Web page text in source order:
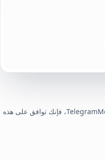
بإنشاء حساب أو استخدام خدمات TelegramMember، فإنك توافق على هذه